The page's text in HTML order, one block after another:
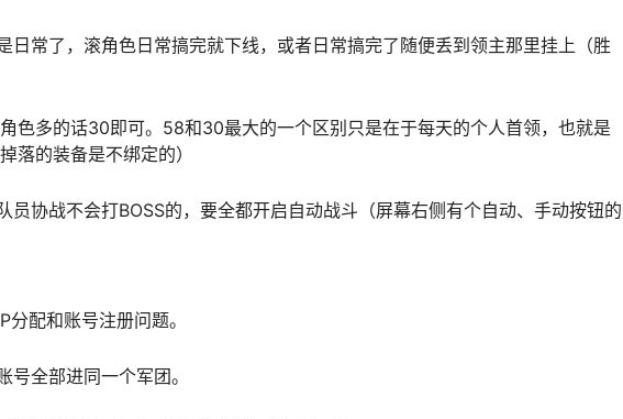
日常了，滚角色日常搞完就下线，或者日常搞完了随便丢到领主那里挂上（胜
色多的话30即可。58和30最大的一个区别只是在于每天的个人首领，也就是
落的装备是不绑定的）
员协战不会打BOSS的，要全都开启自动战斗（屏幕右侧有个自动、手动按钮的
配和账号注册问题。
全部进同一个军团。